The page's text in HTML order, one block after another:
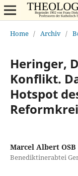
Home / Archiv /
Heringer,
Konflikt.
Hotspot
Marcel Albert OSB
Benediktinerabtei